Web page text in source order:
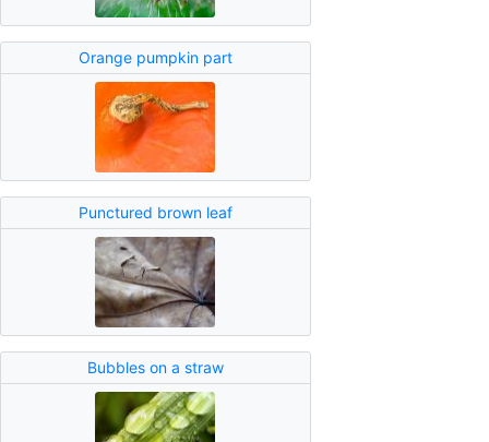
Orange pumpkin part
Punctured brown leaf
Bubbles on a straw